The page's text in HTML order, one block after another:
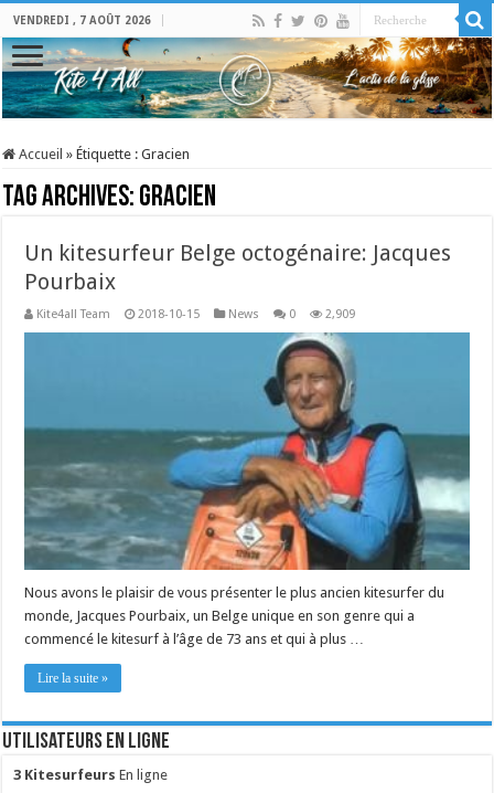
VENDREDI , 7 AOÛT 2026
Accueil » Étiquette :Gracien
Tag Archives: Gracien
Un kitesurfeur Belge octogénaire: Jacques
Pourbaix
Kite4all Team 2018-10-15 News 0 2,909
Nous avons le plaisir de vous présenter le plus ancien kitesurfer du
monde, Jacques Pourbaix, un Belge unique en son genre qui a
commencé le kitesurf à l’âge de 73 ans et qui à plus …
Lire la suite »
Utilisateurs en ligne
3 Kitesurfeurs En ligne